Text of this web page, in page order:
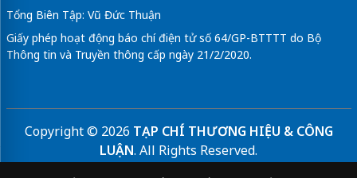
Tổng Biên Tập: Vũ Đức Thuận
Giấy phép hoạt động báo chí điện tử số 64/GP-BTTTT do Bộ
Thông tin và Truyền thông cấp ngày 21/2/2020.
Copyright © 2026 TẠP CHÍ THƯƠNG HIỆU & CÔNG
LUẬN. All Rights Reserved.